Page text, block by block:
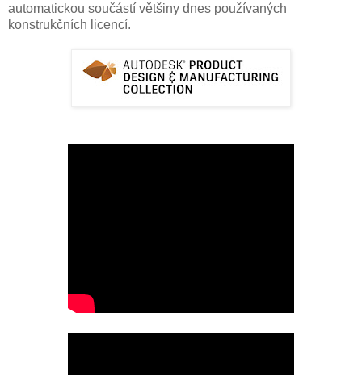
automatickou součástí většiny dnes používaných
konstrukčních licencí.